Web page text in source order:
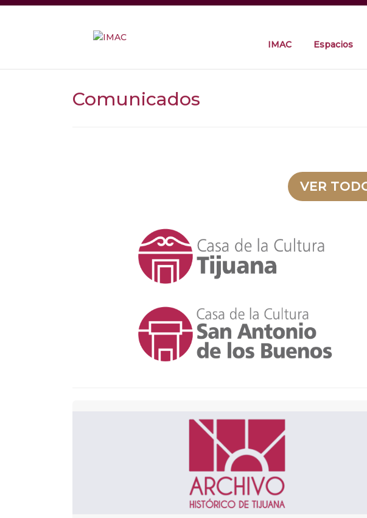
IMAC Espacios
Comunicados
VER